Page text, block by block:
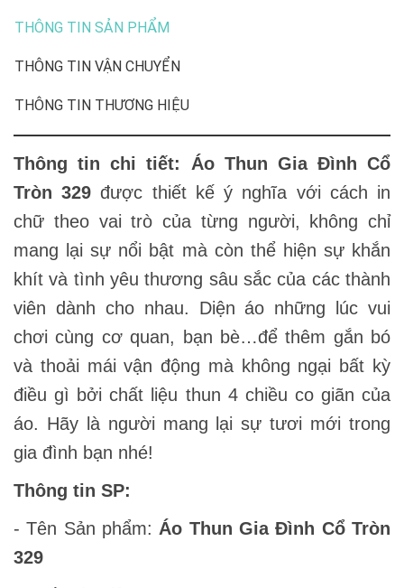
THÔNG TIN SẢN PHẨM
THÔNG TIN VẬN CHUYỂN
THÔNG TIN THƯƠNG HIỆU
Thông tin chi tiết: Áo Thun Gia Đình Cổ
Tròn 329được thiết kế ý nghĩa với cách in
chữ theo vai trò của từng người, không chỉ
mang lại sự nổi bật mà còn thể hiện sự khắn
khít và tình yêu thương sâu sắc của các thành
viên dành cho nhau. Diện áo những lúc vui
chơi cùng cơ quan, bạn bè…để thêm gắn bó
và thoải mái vận động mà không ngại bất kỳ
điều gì bởi chất liệu thun 4 chiều co giãn của
áo. Hãy là người mang lại sự tươi mới trong
gia đình bạn nhé!
Thông tin SP:
- Tên Sản phẩm: Áo Thun Gia Đình Cổ Tròn
329